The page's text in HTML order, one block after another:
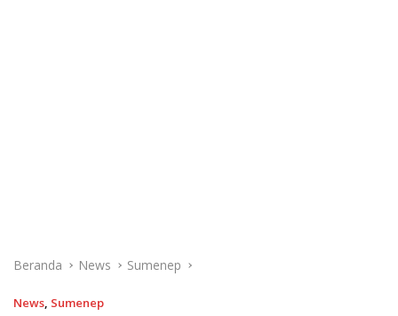
Beranda News Sumenep
News, Sumenep